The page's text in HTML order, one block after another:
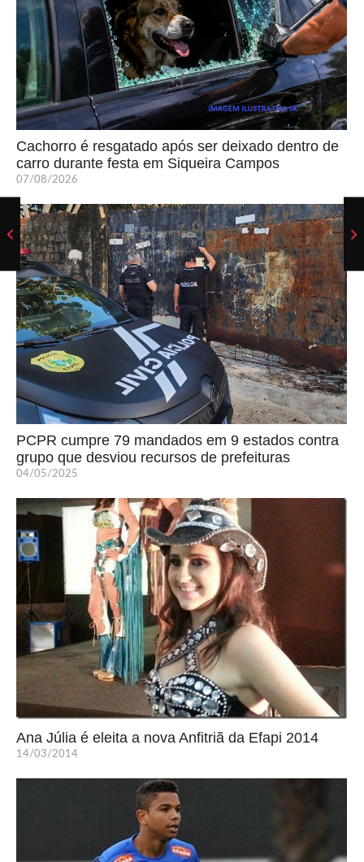
Cachorro é resgatado após ser deixado dentro de
carro durante festa em Siqueira Campos
07/08/2026
PCPR cumpre 79 mandados em 9 estados contra
grupo que desviou recursos de prefeituras
04/05/2025
Ana Júlia é eleita a nova Anfitriã da Efapi 2014
14/03/2014